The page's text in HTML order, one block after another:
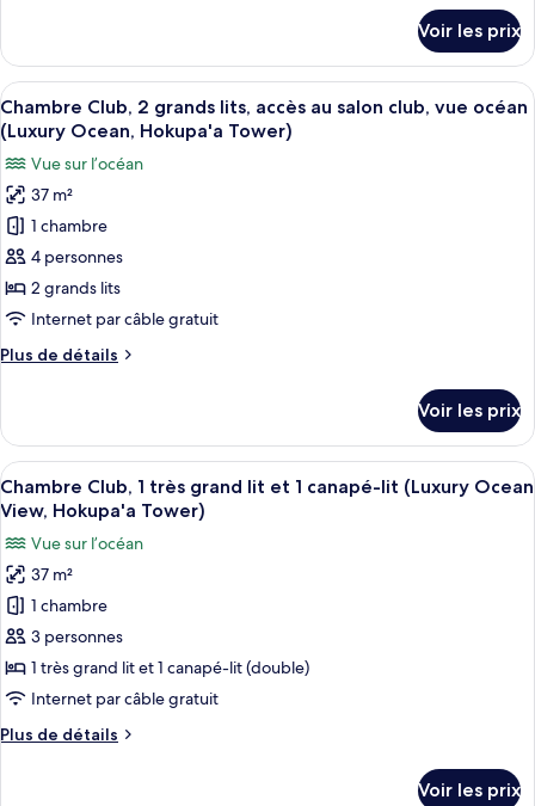
très
grand
lit,
vue
océan
(Kukahi)
le
type
de
chambre
Chambre
Supérieure,
très
grand
lit,
océan
(Kukahi)
Voir les prix
Afficher
toutes
les
photos
pour
ce
type
de
chambre :
Club,
lits,
accès
au
salon
club,
vue
océan
(Luxury
Ocean,
Hokupa'a
Tower)
Une chambre d’hôtel avec deux
7
Chambre Club, 2 grands lits, accès au salon club, vue océan
(Luxury Ocean, Hokupa'a Tower)
Vue sur l’océan
37 m²
1 chambre
4 personnes
2 grands lits
Internet par câble gratuit
Plus de détails
Plus
le
type
de
chambre
Chambre
Club,
2
grands
lits,
accès
salon
club,
océan
Voir les prix
Afficher
toutes
photos
pour
ce
type
de
chambre :
Club,
Une chambre d’hôtel moderne
6
Chambre Club, 1 très grand lit et 1 canapé-lit (Luxury Ocean
View, Hokupa'a Tower)
Vue sur l’océan
37 m²
1 chambre
3 personnes
1 très grand lit et 1 canapé-lit (double)
Internet par câble gratuit
Plus de détails
Plus
Voir les prix